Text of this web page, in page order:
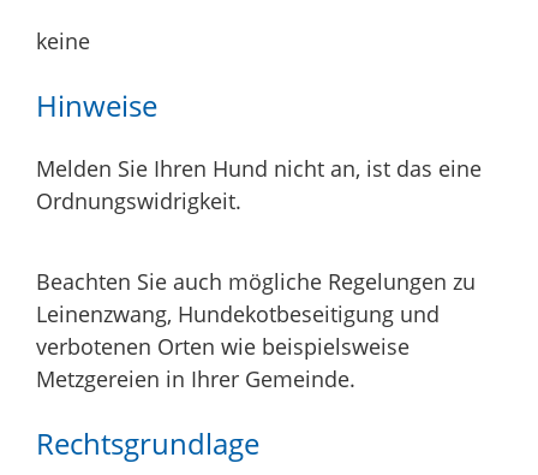
keine
Hinweise
Melden Sie Ihren Hund nicht an, ist das eine
Ordnungswidrigkeit.
Beachten Sie auch mögliche Regelungen zu
Leinenzwang, Hundekotbeseitigung und
verbotenen Orten wie beispielsweise
Metzgereien in Ihrer Gemeinde.
Rechtsgrundlage